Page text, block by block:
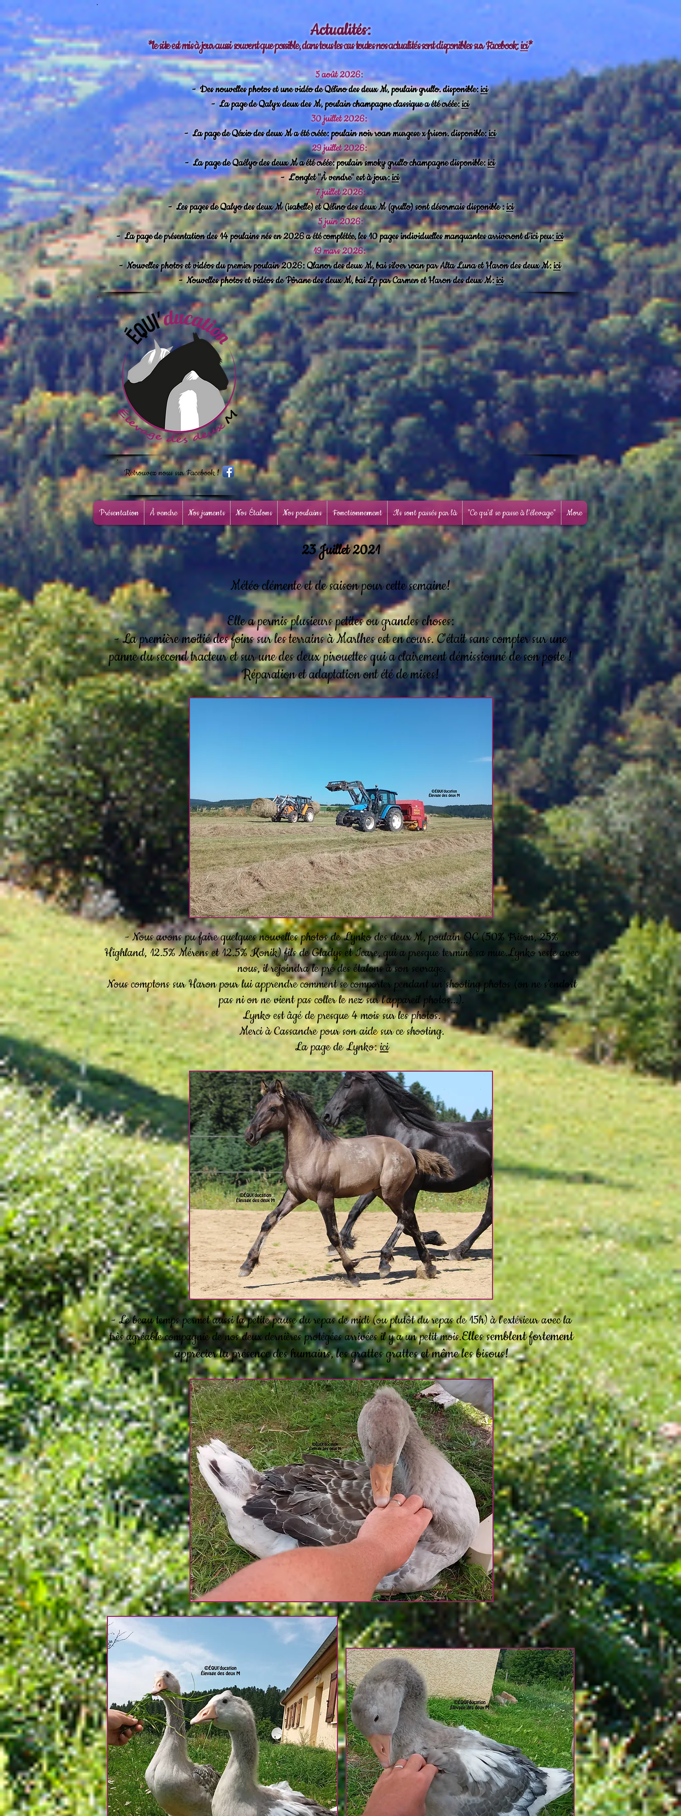
Actualités:
*le site est mis à jour aussi souvent que possible, dans tous les cas toutes nos actualités sont disponibles sur Facebook:ici*
5 août 2026:
-Des nouvelles photos et une vidéo de Qélino des deux M, poulain grullo. disponible:ici
-La page de Qalyx deux des M, poulain champagne classique a été créée:ici
30 juillet 2026:
-La page de Qézio des deux M a été créée: poulain noir roan murgese x frison. disponible:ici
29 juillet 2026:
- La page de Qaélyo des deux M a été créée: poulain smoky grullo champagne disponible:ici
- L'onglet "À vendre" est à jour:ici
7 juillet 2026:
-Les pages de Qalyo des deux M (isabelle) et Qélino des deux M (grullo) sont désormais disponible :ici
5 juin 2026:
-La page de présentation des 14 poulains nés en 2026 a été complétée, les 10 pages individuelles manquantes arriveront d'ici peu:ici
19 mars 2026:
-Nouvelles photos et vidéos dupremier poulain 2026: Qlanor des deux M, bai silver roan par Alta Luna et Haron des deux M:ici
-Nouvelles photos et vidéos de Pôrane des deux M, bai Lp par Carmen et Haron des deux M:ici
Retrouvez nous sur Facebook !
Présentation À vendre Nos juments Nos Étalons Nos poulains Fonctionnement Ils sont passés par là "Ce qu'il se passe à l'élevage" More
23 Juillet 2021
Météo clémente et de saison pour cette semaine!
Elle a permis plusieurs petites ou grandes choses:
- La première moitié des foins sur les terrains à Marlhes est en cours. C'était sans compter sur une
panne du second tracteur et sur une des deux pirouettes qui a clairement démissionné de son poste !
Réparation et adaptation ont été de mises!
- Nous avons pu faire quelques nouvelles photos de Lynko des deux M, poulain OC (50% Frison, 25%
Highland, 12.5% Mérens et 12.5% Konik) fils de Gladys et Icare, qui a presque terminé sa mue.Lynko reste avec
nous, il rejoindra le pré des étalons à son sevrage.
Nous comptons sur Haron pour lui apprendre comment se comporter pendant un shooting photos (on ne s’endort
pas ni on ne vient pas coller le nez sur l'appareil photos...).
Lynko est âgé de presque 4 mois sur les photos.
Merci à Cassandre pour son aide sur ce shooting.
La page de Lynko:ici
- Le beau temps permet aussi la petite pause du repas de midi (ou plutôt du repas de 15h) à l'extérieur avec la
très agréable compagnie de nos deux dernières protégées arrivées il y a un petit mois.Elles semblent fortement
apprécier la présence des humains, les grattes grattes et même les bisous!